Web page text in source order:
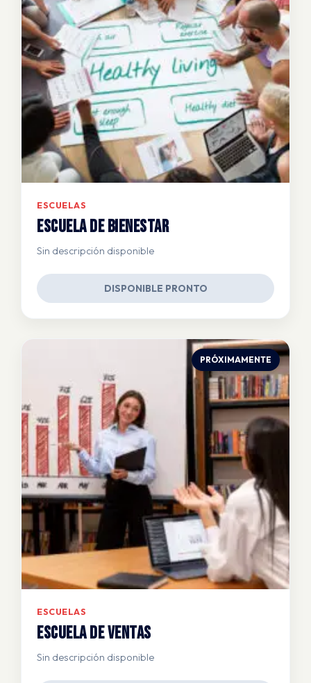
ESCUELAS
Escuela de Bienestar
Sin descripción disponible
DISPONIBLE PRONTO
PRÓXIMAMENTE
ESCUELAS
Escuela de Ventas
Sin descripción disponible